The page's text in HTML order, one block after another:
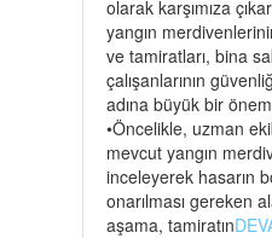
olarak karşımıza
yangın
ve tamiratları, bina
çalışanlarının
adına büyük bir
•Öncelikle, uzman
mevcut yangın
inceleyerek hasarın
onarılması gereken
aşama, tamiratın